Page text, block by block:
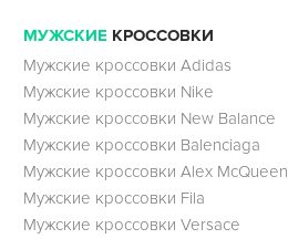
МУЖСКИЕ КРОССОВКИ
Мужские кроссовки Adidas
Мужские кроссовки Nike
Мужские кроссовки New Balance
Мужские кроссовки Balenciaga
Мужские кроссовки Alex McQueen
Мужские кроссовки Fila
Мужские кроссовки Versace